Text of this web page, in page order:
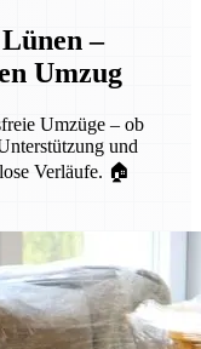
–
Umzug
Umzüge – ob
und
Verläufe. 🏠